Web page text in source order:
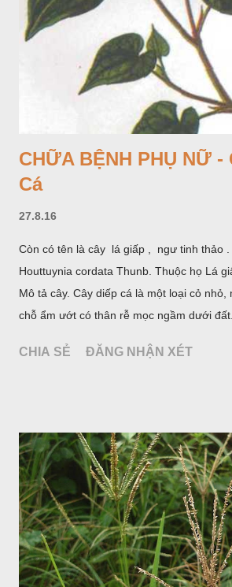
CHỮA BỆNH PHỤ NỮ -
Cá
27.8.16
Còn có tên là cây lá giấp , ngư tinh thảo .
Houttuynia cordata Thunb. Thuộc họ Lá
Mô tả cây. Cây diếp cá là một loại cỏ nhỏ,
chỗ ẩm ướt có thân rễ mọc ngầm dưới
cách, hình tim, đầu lá, hơi nhọn hay nhọn
cá. Hoa nở về mùa hạ vào các tháng 5-8.
CHIA SẺ ĐĂNG NHẬN XÉT